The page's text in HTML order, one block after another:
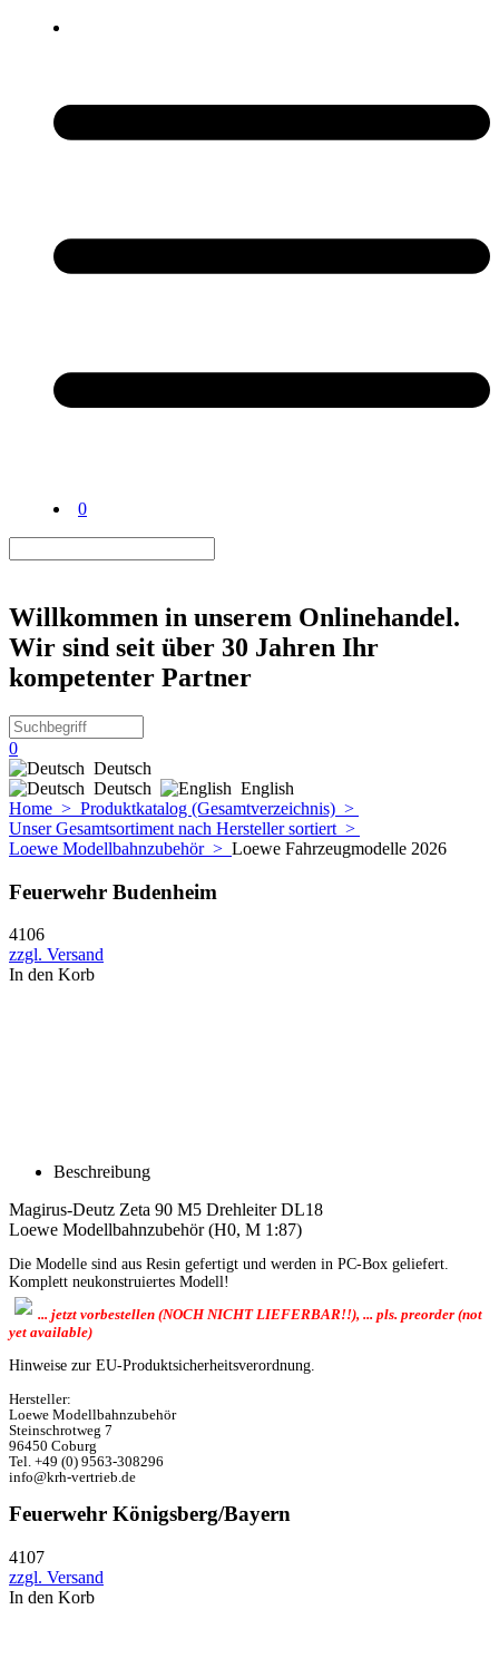
0
Willkommen in unserem Onlinehandel.
Wir sind seit über 30 Jahren Ihr
kompetenter Partner
0
Deutsch
Deutsch
English
Home > Produktkatalog (Gesamtverzeichnis) >
Unser Gesamtsortiment nach Hersteller sortiert >
Loewe Modellbahnzubehör> Loewe Fahrzeugmodelle 2026
Feuerwehr Budenheim
4106
zzgl. Versand
In den Korb
Beschreibung
Magirus-Deutz Zeta 90 M5 Drehleiter DL18
Loewe Modellbahnzubehör (H0, M 1:87)
Die Modelle sind aus Resin gefertigt und werden in PC-Box geliefert.
Komplett neukonstruiertes Modell!
... jetzt vorbestellen (NOCH NICHT LIEFERBAR!!), ... pls. preorder (not
yet available)
Hinweise zur EU-Produktsicherheitsverordnung.
Hersteller:
Loewe Modellbahnzubehör
Steinschrotweg 7
96450 Coburg
Tel. +49 (0) 9563-308296
info@krh-vertrieb.de
Feuerwehr Königsberg/Bayern
4107
zzgl. Versand
In den Korb